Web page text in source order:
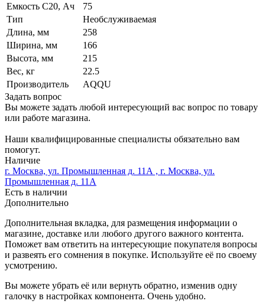
Емкость C20, Ач
75
Тип
Необслуживаемая
Длина, мм
258
Ширина, мм
166
Высота, мм
215
Вес, кг
22.5
Производитель
AQQU
Задать вопрос
Вы можете задать любой интересующий вас вопрос по товару
или работе магазина.
Наши квалифицированные специалисты обязательно вам
помогут.
Наличие
г. Москва, ул. Промышленная д. 11А , г. Москва, ул.
Промышленная д. 11А
Есть в наличии
Дополнительно
Дополнительная вкладка, для размещения информации о
магазине, доставке или любого другого важного контента.
Поможет вам ответить на интересующие покупателя вопросы
и развеять его сомнения в покупке. Используйте её по своему
усмотрению.
Вы можете убрать её или вернуть обратно, изменив одну
галочку в настройках компонента. Очень удобно.